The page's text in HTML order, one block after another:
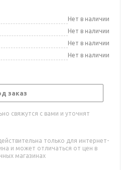
Нет в наличии
Нет в наличии
Нет в наличии
Нет в наличии
заказ
свяжутся с вами и уточнят
только для интернет-
и может отличаться от цен в
магазинах